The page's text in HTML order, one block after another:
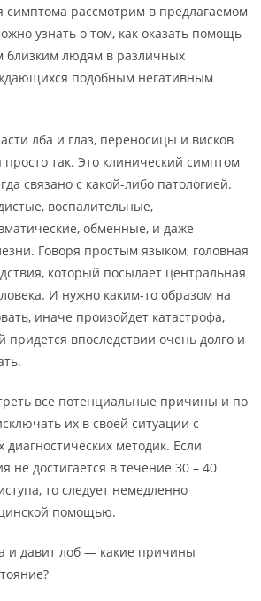
рассмотрим в предлагаемом
узнать о том, как оказать помощь
близким людям в различных
подобным негативным
лба и глаз, переносицы и висков
просто так. Это клинический симптом
связано с какой-либо патологией.
воспалительные,
обменные, и даже
Говоря простым языком, головная
который посылает центральная
И нужно каким-то образом на
иначе произойдет катастрофа,
придется впоследствии очень долго и
все потенциальные причины и по
их в своей ситуации с
методик. Если
не достигается в течение 30 – 40
то следует немедленно
помощью.
и давит лоб — какие причины